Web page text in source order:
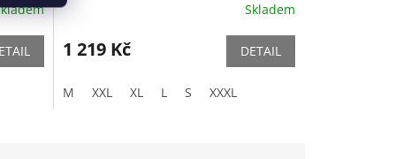
Skladem
1 219 Kč DETAIL
M XXL XL L S XXXL